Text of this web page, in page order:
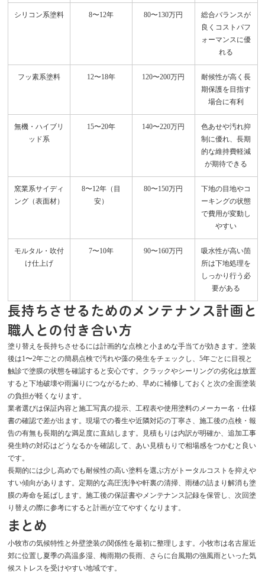
シリコン系塗料 8〜12年 80〜130万円
総合バランスが
良くコストパフ
ォーマンスに優
れる
フッ素系塗料 12〜18年 120〜200万円
耐候性が高く長
期保護を目指す
場合に有利
無機・ハイブリ
ッド系
15〜20年 140〜220万円
色あせや汚れ抑
制に優れ、長期
的な維持費軽減
が期待できる
窯業系サイディ
ング（表面材）
8〜12年（目
安）
80〜150万円
下地の目地やコ
ーキングの状態
で費用が変動し
やすい
モルタル・吹付
け仕上げ
7〜10年 90〜160万円
吸水性が高い箇
所は下地処理を
しっかり行う必
要がある
長持ちさせるためのメンテナンス計画と
職人との付き合い方
塗り替えを長持ちさせるには計画的な点検と小まめな手当てが効きます。塗装
後は1〜2年ごとの簡易点検で汚れや藻の発生をチェックし、5年ごとに目視と
触診で塗膜の状態を確認すると安心です。クラックやシーリングの劣化は放置
すると下地破壊や雨漏りにつながるため、早めに補修しておくと次の全面塗装
の負担が軽くなります。
業者選びは保証内容と施工写真の提示、工程表や使用塗料のメーカー名・仕様
書の確認で差が出ます。現場での養生や近隣対応の丁寧さ、施工後の点検・報
告の有無も長期的な満足度に直結します。見積もりは内訳が明確か、追加工事
発生時の対応はどうなるかを確認して、あい見積もりで相場感をつかむと良い
です。
長期的には少し高めでも耐候性の高い塗料を選ぶ方がトータルコストを抑えや
すい傾向があります。定期的な高圧洗浄や軒裏の清掃、雨樋の詰まり解消も塗
膜の寿命を延ばします。施工後の保証書やメンテナンス記録を保管し、次回塗
り替えの際に参考にすると計画が立てやすくなります。
まとめ
小牧市の気候特性と外壁塗装の関係性を最初に整理します。小牧市は名古屋近
郊に位置し夏季の高温多湿、梅雨期の長雨、さらに台風期の強風雨といった気
候ストレスを受けやすい地域です。